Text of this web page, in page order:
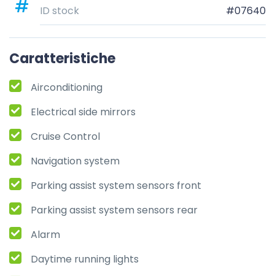
ID stock
#07640
Caratteristiche
Airconditioning
Electrical side mirrors
Cruise Control
Navigation system
Parking assist system sensors front
Parking assist system sensors rear
Alarm
Daytime running lights